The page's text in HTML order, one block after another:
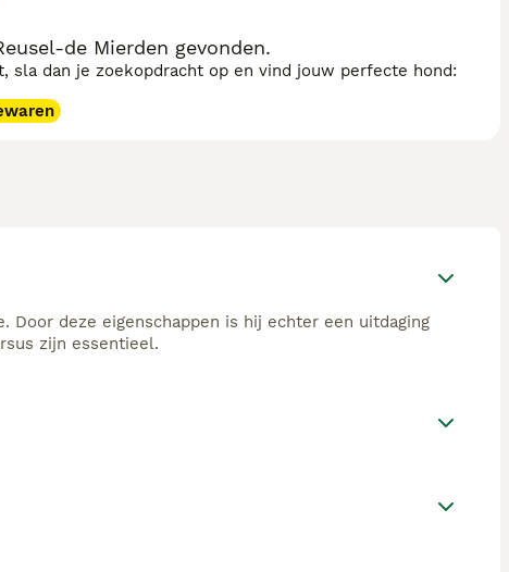
de Mierden gevonden.
dan je zoekopdracht op en vind jouw perfecte hond:
deze eigenschappen is hij echter een uitdaging
zijn essentieel.